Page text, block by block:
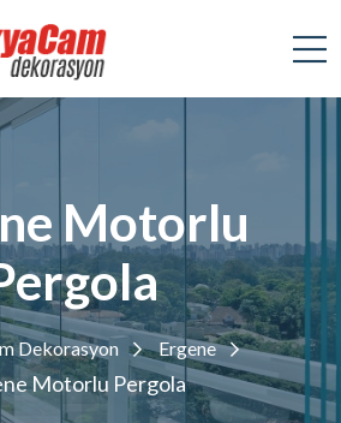
Motorlu
Dekorasyon Ergene
Motorlu Pergola